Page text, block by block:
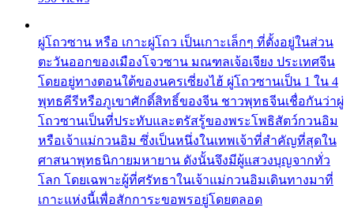
ผู่โถวซาน หรือ เกาะผู่โถว เป็นเกาะเล็กๆ ที่ตั้งอยู่ในส่วน
ตะวันออกของเมืองโจวซาน มณฑลเจ้อเจียง ประเทศจีน
โดยอยู่ทางตอนใต้ของนครเซี่ยงไฮ้ ผู่โถวซานเป็น 1 ใน 4
พุทธคีรีหรือภูเขาศักดิ์สิทธิ์ของจีน ชาวพุทธจีนเชื่อกันว่าผู่
โถวซานเป็นที่ประทับและตรัสรู้ของพระโพธิสัตว์กวนอิม
หรือเจ้าแม่กวนอิม ซึ่งเป็นหนึ่งในเทพเจ้าที่สำคัญที่สุดใน
ศาสนาพุทธนิกายมหายาน ดังนั้นจึงมีผู้แสวงบุญจากทั่ว
โลก โดยเฉพาะผู้ที่ศรัทธาในเจ้าแม่กวนอิมเดินทางมาที่
เกาะแห่งนี้เพื่อสักการะขอพรอยู่โดยตลอด